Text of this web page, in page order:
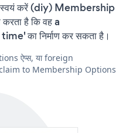
करें (diy) Membership
है कि वह a
का निर्माण कर सकता है।
ऐप्स, या foreign
claim to Membership Options